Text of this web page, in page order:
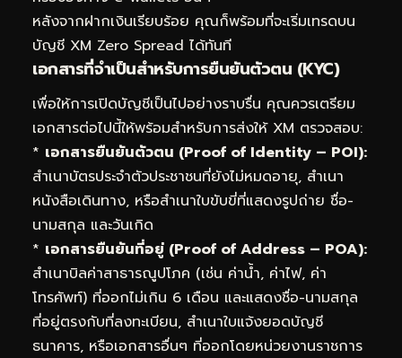
หลังจากฝากเงินเรียบร้อย คุณก็พร้อมที่จะเริ่มเทรดบน
บัญชี XM Zero Spread ได้ทันที
เอกสารที่จำเป็นสำหรับการยืนยันตัวตน (KYC)
เพื่อให้การเปิดบัญชีเป็นไปอย่างราบรื่น คุณควรเตรียม
เอกสารต่อไปนี้ให้พร้อมสำหรับการส่งให้ XM ตรวจสอบ:
* เอกสารยืนยันตัวตน (Proof of Identity – POI):
สำเนาบัตรประจำตัวประชาชนที่ยังไม่หมดอายุ, สำเนา
หนังสือเดินทาง, หรือสำเนาใบขับขี่ที่แสดงรูปถ่าย ชื่อ-
นามสกุล และวันเกิด
* เอกสารยืนยันที่อยู่ (Proof of Address – POA):
สำเนาบิลค่าสาธารณูปโภค (เช่น ค่าน้ำ, ค่าไฟ, ค่า
โทรศัพท์) ที่ออกไม่เกิน 6 เดือน และแสดงชื่อ-นามสกุล
ที่อยู่ตรงกับที่ลงทะเบียน, สำเนาใบแจ้งยอดบัญชี
ธนาคาร, หรือเอกสารอื่นๆ ที่ออกโดยหน่วยงานราชการ